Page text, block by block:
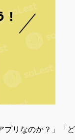
プリなのか？」「ど